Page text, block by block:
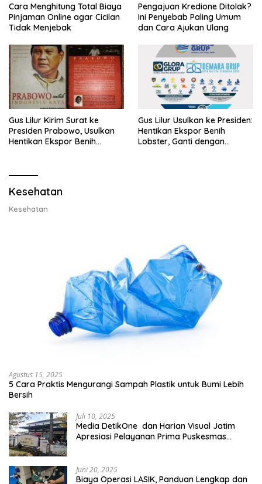
Cara Menghitung Total Biaya
Pinjaman Online agar Cicilan
Tidak Menjebak
Pengajuan Kredione Ditolak?
Ini Penyebab Paling Umum
dan Cara Ajukan Ulang
Gus Lilur Kirim Surat ke
Presiden Prabowo, Usulkan
Hentikan Ekspor Benih
Gus Lilur Usulkan ke Presiden:
Hentikan Ekspor Benih
Lobster, Ganti dengan
Kesehatan
Kesehatan
Agustus 15, 2025
5 Cara Praktis Mengurangi Sampah Plastik untuk Bumi Lebih
Bersih
Juli 10, 2025
Media DetikOne dan Harian Visual Jatim
Apresiasi Pelayanan Prima Puskesmas
Juni 20, 2025
Biaya Operasi LASIK, Panduan Lengkap dan